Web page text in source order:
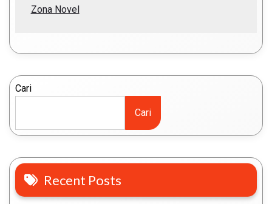
Zona Novel
Cari
Cari
Recent Posts